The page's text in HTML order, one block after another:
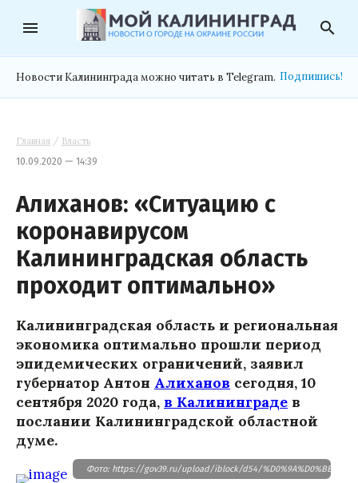
menu search
Новости Калининграда можно читать в Telegram. Подпишись!
Главная / Власть
10.09.2020 — 14:39
Алиханов: «Ситуацию с
коронавирусом
Калининградская область
проходит оптимально»
Калининградская область и региональная
экономика оптимально прошли период
эпидемических ограничений, заявил
губернатор Антон Алиханов сегодня, 10
сентября 2020 года, в Калининграде в
послании Калининградской областной
думе.
Фото: https://gov39.ru/upload/iblock/d54/